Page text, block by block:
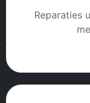
Reparaties